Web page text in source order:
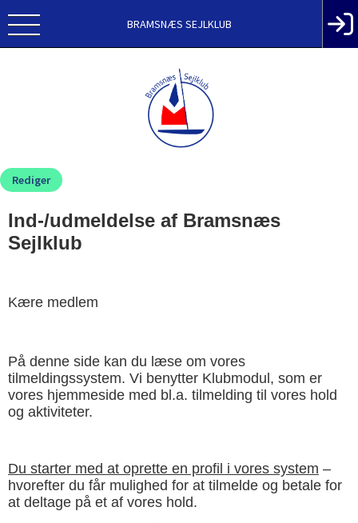
BRAMSNÆS SEJLKLUB
Ind-/udmeldelse af Bramsnæs
Sejlklub
Kære medlem
På denne side kan du læse om vores
tilmeldingssystem. Vi benytter Klubmodul, som er
vores hjemmeside med bl.a. tilmelding til vores hold
og aktiviteter.
Du starter med at oprette en profil i vores system –
hvorefter du får mulighed for at tilmelde og betale for
at deltage på et af vores hold.
Rediger